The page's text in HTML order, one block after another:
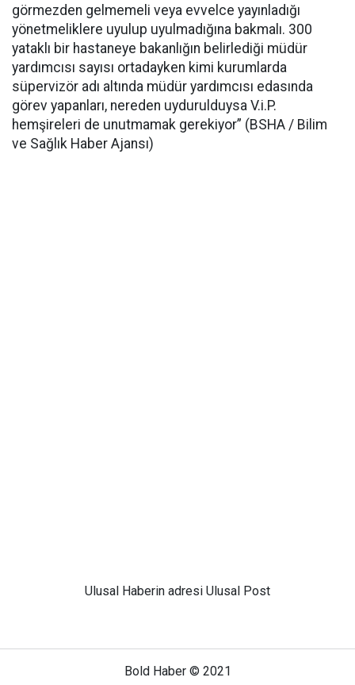
görmezden gelmemeli veya evvelce yayınladığı
yönetmeliklere uyulup uyulmadığına bakmalı. 300
yataklı bir hastaneye bakanlığın belirlediği müdür
yardımcısı sayısı ortadayken kimi kurumlarda
süpervizör adı altında müdür yardımcısı edasında
görev yapanları, nereden uydurulduysa V.i.P.
hemşireleri de unutmamak gerekiyor” (BSHA / Bilim
ve Sağlık Haber Ajansı)
Ulusal Haberin adresi Ulusal Post
Bold Haber © 2021